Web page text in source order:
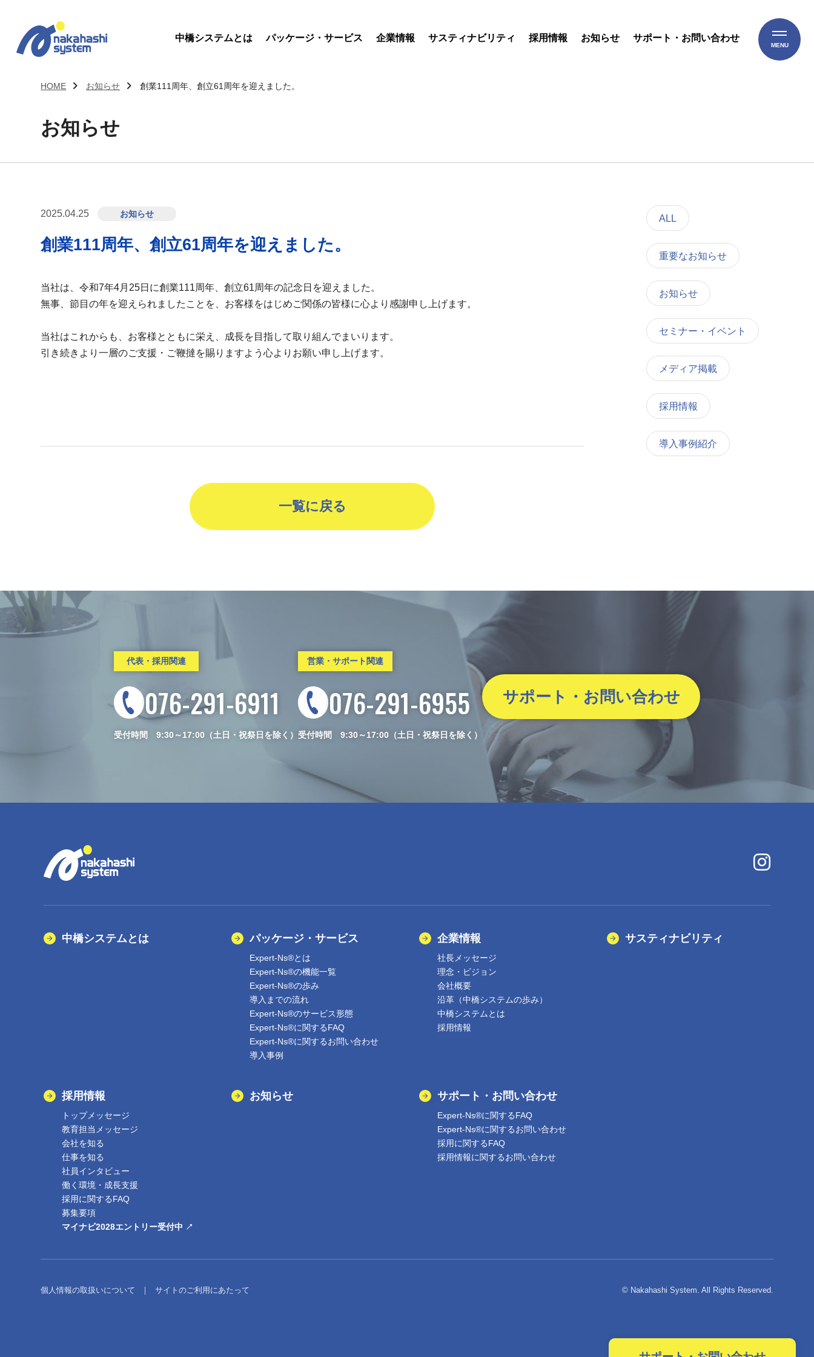
中橋システムとは パッケージ・サービス 企業情報 サスティナビリティ 採用情報 お知らせ サポート・お問い合わせ
MENU
HOME お知らせ 創業111周年、創立61周年を迎えました。
お知らせ
2025.04.25 お知らせ
創業111周年、創立61周年を迎えました。
当社は、令和7年4月25日に創業111周年、創立61周年の記念日を迎えました。
無事、節目の年を迎えられましたことを、お客様をはじめご関係の皆様に心より感謝申し上げます。
当社はこれからも、お客様とともに栄え、成長を目指して取り組んでまいります。
引き続きより一層のご支援・ご鞭撻を賜りますよう心よりお願い申し上げます。
一覧に戻る
ALL
重要なお知らせ
お知らせ
セミナー・イベント
メディア掲載
採用情報
導入事例紹介
代表・採用関連
076-291-6911
受付時間 9:30～17:00（土日・祝祭日を除く）
営業・サポート関連
076-291-6955
受付時間 9:30～17:00（土日・祝祭日を除く）
サポート・お問い合わせ
中橋システムとは パッケージ・サービス
Expert-Ns®とは
Expert-Ns®の機能一覧
Expert-Ns®の歩み
導入までの流れ
Expert-Ns®のサービス形態
Expert-Ns®に関するFAQ
Expert-Ns®に関するお問い合わせ
導入事例
企業情報
社長メッセージ
理念・ビジョン
会社概要
沿革（中橋システムの歩み）
中橋システムとは
採用情報
サスティナビリティ
採用情報
トップメッセージ
教育担当メッセージ
会社を知る
仕事を知る
社員インタビュー
働く環境・成長支援
採用に関するFAQ
募集要項
マイナビ2028エントリー受付中
お知らせ サポート・お問い合わせ
Expert-Ns®に関するFAQ
Expert-Ns®に関するお問い合わせ
採用に関するFAQ
採用情報に関するお問い合わせ
個人情報の取扱いについて ｜ サイトのご利用にあたって © Nakahashi System. All Rights Reserved.